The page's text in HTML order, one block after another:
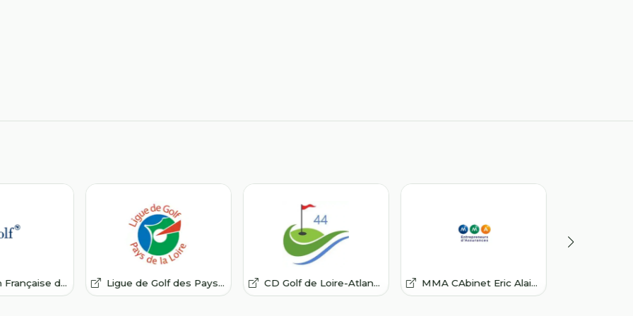
de Golf Ligue de Golf des Pays de la Loire CD Golf de Loire-Atlantique MMA CAbinet Eric Alainguillaume